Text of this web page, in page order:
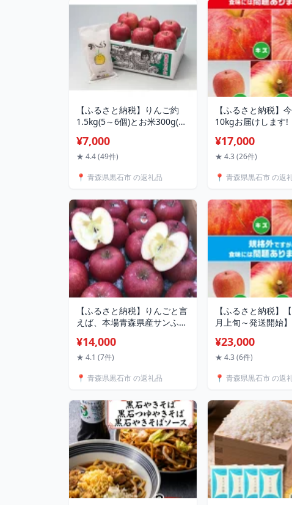
【ふるさと納税】りんご約
1.5kg(5～6個)とお米300g(2
林檎 リンゴ ふじ 米 お米 コ
メ こめ セット お試し おため
ーツ【配送不可地域：離島】
¥7,000
★ 4.4 (49件)
📍 青森県黒石市 の返礼品
【ふるさと納税】
10kgお届けします
個入【R8年12月中
開始】_ りんご 林檎
格外 青森県 10kg 人
域：離島・沖縄県】
【1333055】
¥17,000
★ 4.3 (26件)
📍 青森県黒石市 の返
【ふるさと納税】りんごと言
えば、本場青森県産サンふ
入り 【1376645】
¥14,000
★ 4.1 (7件)
📍 青森県黒石市 の返礼品
【ふるさと納税】
月上旬～発送開始
ナノスイート 24～
りんご リンゴ 林檎
産 果物 フルーツ 美
域：離島・沖縄県】
【1333054】
¥23,000
★ 4.3 (6件)
📍 青森県黒石市 の返